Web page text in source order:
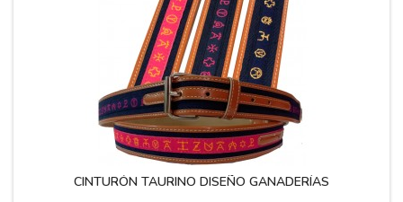
CINTURÓN TAURINO DISEÑO GANADERÍAS